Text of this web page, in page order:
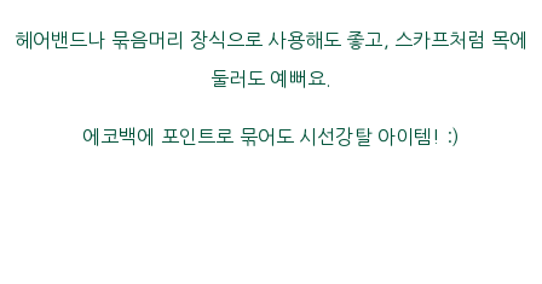
헤어밴드나 묶음머리 장식으로 사용해도 좋고, 스카프처럼 목에
둘러도 예뻐요.
에코백에 포인트로 묶어도 시선강탈 아이템! :)